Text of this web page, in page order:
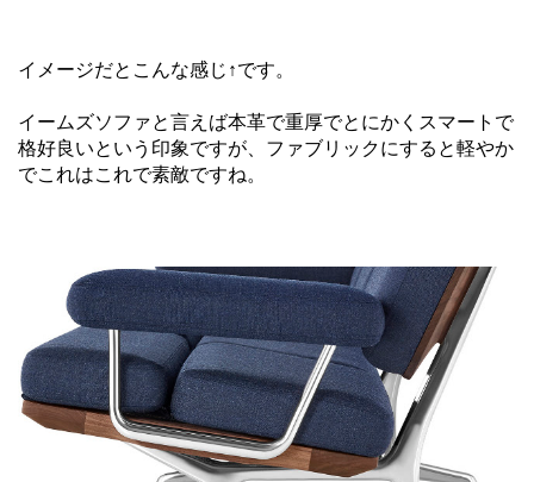
イメージだとこんな感じ↑です。
イームズソファと言えば本革で重厚でとにかくスマートで
格好良いという印象ですが、ファブリックにすると軽やか
でこれはこれで素敵ですね。